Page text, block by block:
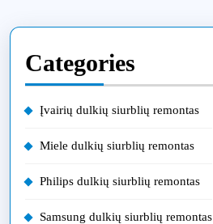
Categories
Įvairių dulkių siurblių remontas
Miele dulkių siurblių remontas
Philips dulkių siurblių remontas
Samsung dulkių siurblių remontas